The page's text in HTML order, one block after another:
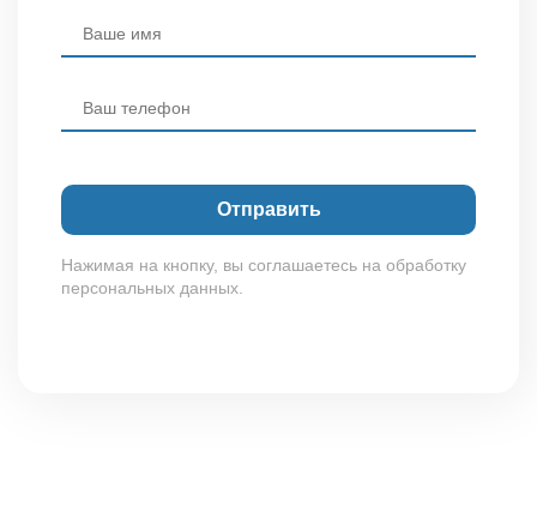
Нажимая на кнопку, вы соглашаетесь на обработку
персональных данных.